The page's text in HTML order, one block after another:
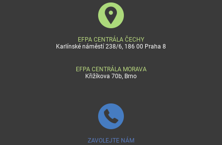
EFPA CENTRÁLA ČECHY
Karlínské náměstí 238/6, 186 00 Praha 8
EFPA CENTRÁLA MORAVA
Křižíkova 70b, Brno
ZAVOLEJTE NÁM